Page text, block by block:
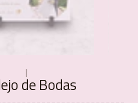
de Bodas